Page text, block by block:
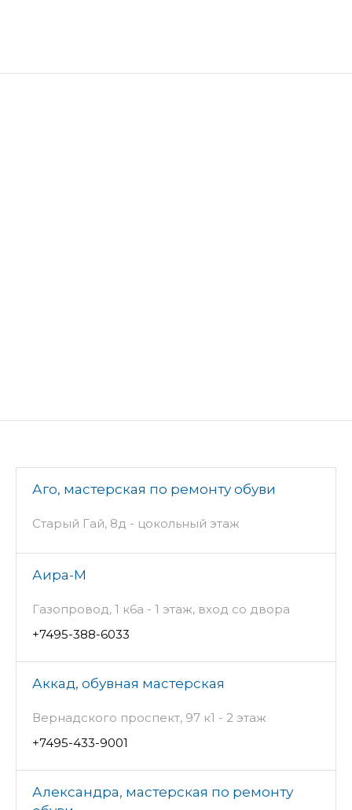
Аго, мастерская по ремонту обуви
Старый Гай, 8д - цокольный этаж
Аира-М
Газопровод, 1 к6а - 1 этаж, вход со двора
+7495-388-6033
Аккад, обувная мастерская
Вернадского проспект, 97 к1 - 2 этаж
+7495-433-9001
Александра, мастерская по ремонту